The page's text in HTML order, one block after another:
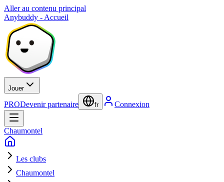
Aller au contenu principal
Anybuddy - Accueil
Jouer
PRODevenir partenaire fr Connexion
Chaumontel
Les clubs
Chaumontel